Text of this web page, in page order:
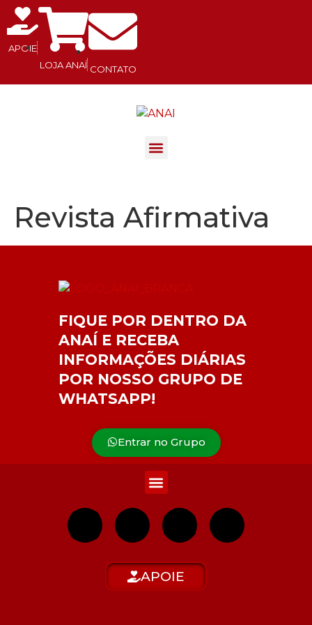
APOIE
LOJA ANAÍ CONTATO
Revista Afirmativa
FIQUE POR DENTRO DA
ANAÍ E RECEBA
INFORMAÇÕES DIÁRIAS
POR NOSSO GRUPO DE
WHATSAPP!
Entrar no Grupo
APOIE